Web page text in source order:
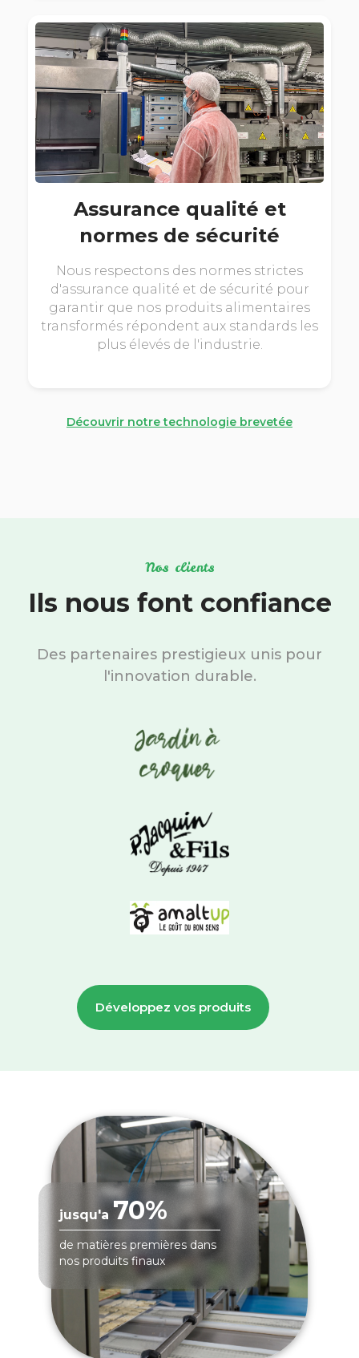
Assurance qualité et
normes de sécurité
Nous respectons des normes strictes
d'assurance qualité et de sécurité pour
garantir que nos produits alimentaires
transformés répondent aux standards les
plus élevés de l'industrie.
Découvrir notre technologie brevetée
Nos clients
Ils nous font confiance
Des partenaires prestigieux unis pour
l'innovation durable.
Développez vos produits
jusqu'a 70%
de matières premières dans
nos produits finaux